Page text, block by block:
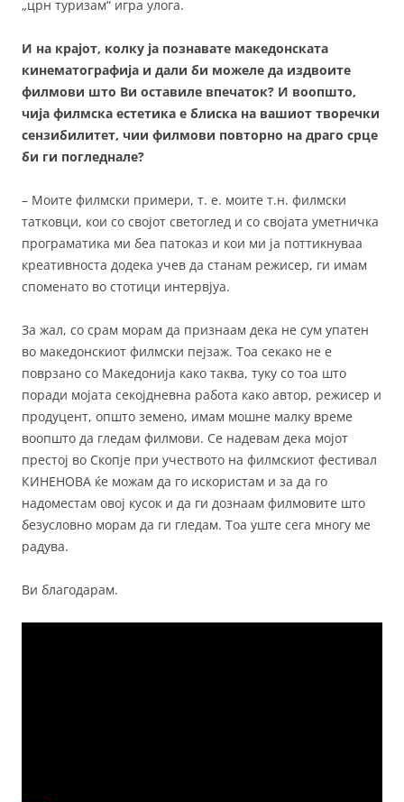
„црн туризам“ игра улога.
И на крајот, колку ја познавате македонската
кинематографија и дали би можеле да издвоите
филмови што Ви оставиле впечаток? И воопшто,
чија филмска естетика е блиска на вашиот творечки
сензибилитет, чии филмови повторно на драго срце
би ги погледнале?
– Моите филмски примери, т. е. моите т.н. филмски
татковци, кои со својот светоглед и со својата уметничка
програматика ми беа патоказ и кои ми ја поттикнуваа
креативноста додека учев да станам режисер, ги имам
споменато во стотици интервјуа.
За жал, со срам морам да признаам дека не сум упатен
во македонскиот филмски пејзаж. Тоа секако не е
поврзано со Македонија како таква, туку со тоа што
поради мојата секојдневна работа како автор, режисер и
продуцент, општо земено, имам мошне малку време
воопшто да гледам филмови. Се надевам дека мојот
престој во Скопје при учеството на филмскиот фестивал
КИНЕНОВА ќе можам да го искористам и за да го
надоместам овој кусок и да ги дознаам филмовите што
безусловно морам да ги гледам. Тоа уште сега многу ме
радува.
Ви благодарам.